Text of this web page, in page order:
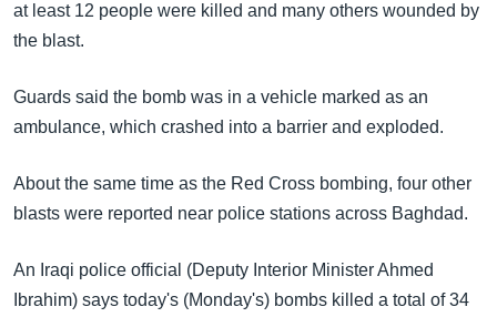
သို့
ကျော်
ရန်
ရှာဖွေ
နေရာ
သို့
သုတပဒေသာ အင်္ဂလိပ်စာ
Learning English
ဗွီအိုအေ လူမှုကွန်ယက်များ
ဘာသာစကားများ
at least 12 people were killed and many others wounded by
the blast.
Guards said the bomb was in a vehicle marked as an
ambulance, which crashed into a barrier and exploded.
About the same time as the Red Cross bombing, four other
blasts were reported near police stations across Baghdad.
An Iraqi police official (Deputy Interior Minister Ahmed
Ibrahim) says today's (Monday's) bombs killed a total of 34